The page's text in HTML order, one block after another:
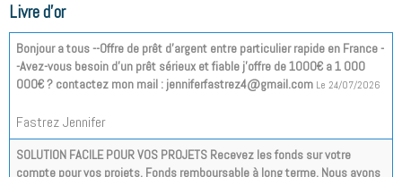
Livre d'or
Bonjour a tous --Offre de prêt d'argent entre particulier rapide en France -
-Avez-vous besoin d'un prêt sérieux et fiable j'offre de 1000€ a 1 000
000€ ? contactez mon mail : jenniferfastrez4@gmail.com Le 24/07/2026
Fastrez Jennifer
SOLUTION FACILE POUR VOS PROJETS Recevez les fonds sur votre
compte pour vos projets. Fonds remboursable à long terme. Nous avons